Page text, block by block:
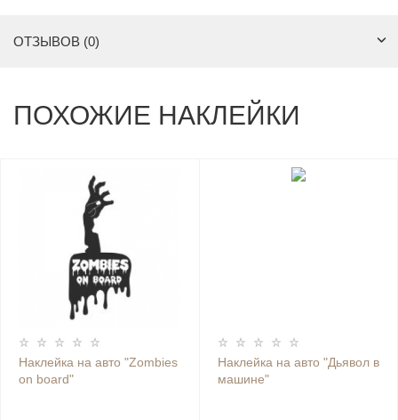
ОТЗЫВОВ (0)
ПОХОЖИЕ НАКЛЕЙКИ
Наклейка на авто "Zombies
on board"
Наклейка на авто "Дьявол в
машине"